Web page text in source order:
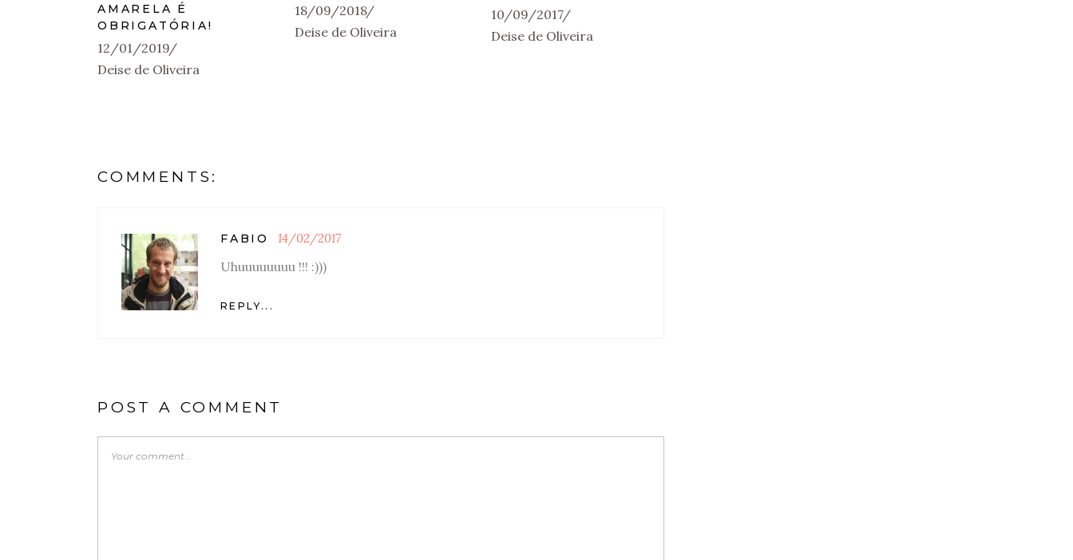
AMARELA É
OBRIGATÓRIA!
12/01/2019
Deise de Oliveira
18/09/2018
Deise de Oliveira
10/09/2017
Deise de Oliveira
COMMENTS:
FABIO 14/02/2017
Uhuuuuuuuu !!! :)))
REPLY...
POST A COMMENT